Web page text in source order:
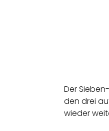
Der
den drei
wieder